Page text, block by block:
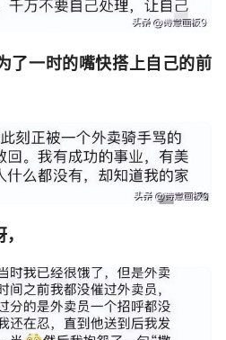
了一时的嘴快搭上自己的前